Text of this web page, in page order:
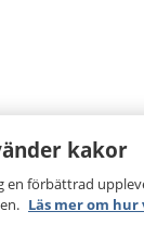
kakor
en förbättrad
Läs mer om